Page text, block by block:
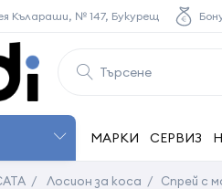
Кълараши, № 147, Букурещ
МАРКИ СЕРВИЗ
/ Лосион за коса / Спрей с